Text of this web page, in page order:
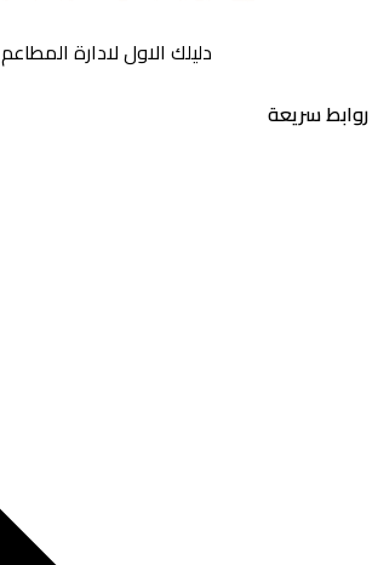
دليلك الاول لادارة المطاعم
روابط سريعة